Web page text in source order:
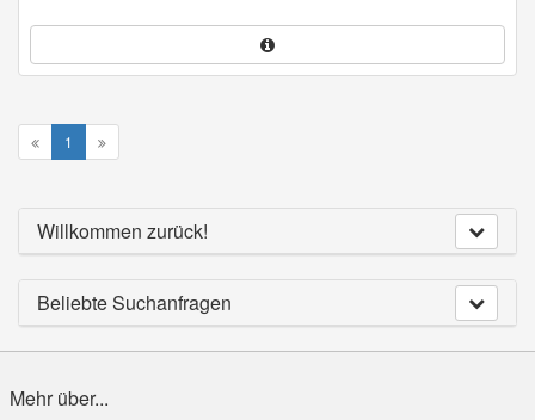
1
Willkommen zurück!
Beliebte Suchanfragen
Mehr über...